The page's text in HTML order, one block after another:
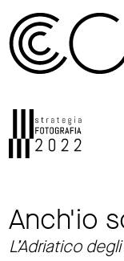
Anch'io
L’Adriatico